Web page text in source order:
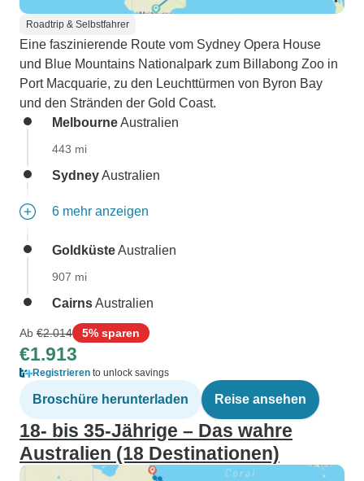
Roadtrip & Selbstfahrer
Eine faszinierende Route vom Sydney Opera House
und Blue Mountains Nationalpark zum Billabong Zoo in
Port Macquarie, zu den Leuchttürmen von Byron Bay
und den Stränden der Gold Coast.
MelbourneAustralien
443 mi
SydneyAustralien
6 mehr anzeigen
GoldküsteAustralien
907 mi
CairnsAustralien
Ab €2.014 5% sparen
€1.913
Registrieren to unlock savings
Broschüre herunterladen Reise ansehen
18- bis 35-Jährige – Das wahre
Australien (18 Destinationen)